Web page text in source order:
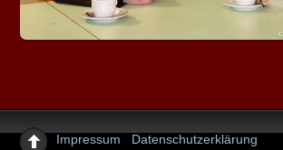
Impressum Datenschutzerklärung